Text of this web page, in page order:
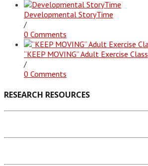
Developmental StoryTime
/
0 Comments
“KEEP MOVING” Adult Exercise Class
/
0 Comments
RESEARCH RESOURCES